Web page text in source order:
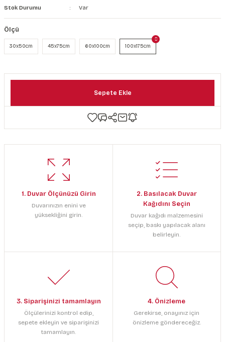
Stok Durumu
Var
Ölçü
30x50cm 45x75cm 60x100cm 100x175cm
Sepete Ekle
1. Duvar Ölçünüzü Girin
Duvarınızın enini ve
yüksekliğini girin.
2. Basılacak Duvar
Kağıdını Seçin
Duvar kağıdı malzemesini
seçip, baskı yapılacak alanı
belirleyin.
3. Siparişinizi tamamlayın
Ölçülerinizi kontrol edip,
sepete ekleyin ve siparişinizi
tamamlayın.
4. Önizleme
Gerekirse, onayınız için
önizleme göndereceğiz.